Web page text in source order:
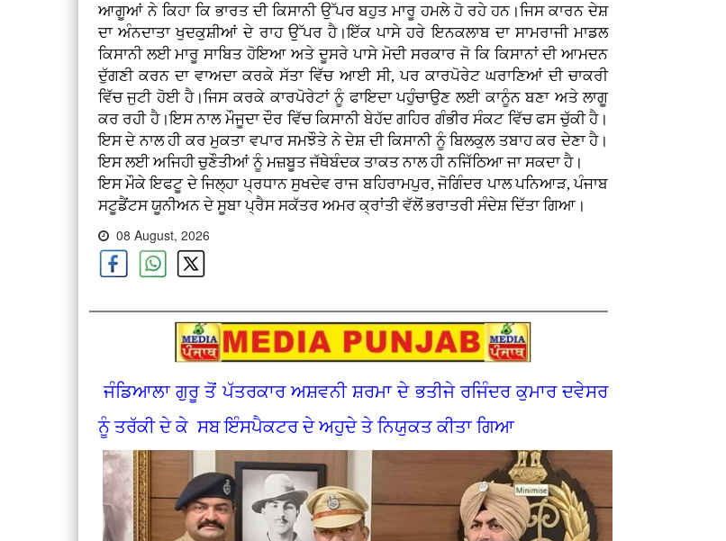
ਆਗੂਆਂ ਨੇ ਕਿਹਾ ਕਿ ਭਾਰਤ ਦੀ ਕਿਸਾਨੀ ਉੱਪਰ ਬਹੁਤ ਮਾਰੂ ਹਮਲੇ ਹੋ ਰਹੇ ਹਨ।ਜਿਸ ਕਾਰਨ ਦੇਸ਼
ਦਾ ਅੰਨਦਾਤਾ ਖੁਦਕੁਸ਼ੀਆਂ ਦੇ ਰਾਹ ਉੱਪਰ ਹੈ।ਇੱਕ ਪਾਸੇ ਹਰੇ ਇਨਕਲਾਬ ਦਾ ਸਾਮਰਾਜੀ ਮਾਡਲ
ਕਿਸਾਨੀ ਲਈ ਮਾਰੂ ਸਾਬਿਤ ਹੋਇਆ ਅਤੇ ਦੂਸਰੇ ਪਾਸੇ ਮੋਦੀ ਸਰਕਾਰ ਜੋ ਕਿ ਕਿਸਾਨਾਂ ਦੀ ਆਮਦਨ
ਦੁੱਗਣੀ ਕਰਨ ਦਾ ਵਾਅਦਾ ਕਰਕੇ ਸੱਤਾ ਵਿੱਚ ਆਈ ਸੀ, ਪਰ ਕਾਰਪੋਰੇਟ ਘਰਾਣਿਆਂ ਦੀ ਚਾਕਰੀ
ਵਿੱਚ ਜੁਟੀ ਹੋਈ ਹੈ।ਜਿਸ ਕਰਕੇ ਕਾਰਪੋਰੇਟਾਂ ਨੂੰ ਫਾਇਦਾ ਪਹੁੰਚਾਉਣ ਲਈ ਕਾਨੂੰਨ ਬਣਾ ਅਤੇ ਲਾਗੂ
ਕਰ ਰਹੀ ਹੈ।ਇਸ ਨਾਲ ਮੌਜੂਦਾ ਦੌਰ ਵਿੱਚ ਕਿਸਾਨੀ ਬੇਹੱਦ ਗਹਿਰ ਗੰਭੀਰ ਸੰਕਟ ਵਿੱਚ ਫਸ ਚੁੱਕੀ ਹੈ।
ਇਸ ਦੇ ਨਾਲ ਹੀ ਕਰ ਮੁਕਤਾ ਵਪਾਰ ਸਮਝੌਤੇ ਨੇ ਦੇਸ਼ ਦੀ ਕਿਸਾਨੀ ਨੂੰ ਬਿਲਕੁਲ ਤਬਾਹ ਕਰ ਦੇਣਾ ਹੈ।
ਇਸ ਲਈ ਅਜਿਹੀ ਚੁਣੌਤੀਆਂ ਨੂੰ ਮਜ਼ਬੂਤ ਜੱਥੇਬੰਦਕ ਤਾਕਤ ਨਾਲ ਹੀ ਨਜਿੱਠਿਆ ਜਾ ਸਕਦਾ ਹੈ।
ਇਸ ਮੌਕੇ ਇਫਟੂ ਦੇ ਜਿਲ੍ਹਾ ਪ੍ਰਧਾਨ ਸੁਖਦੇਵ ਰਾਜ ਬਹਿਰਾਮਪੁਰ, ਜੋਗਿੰਦਰ ਪਾਲ ਪਨਿਆੜ, ਪੰਜਾਬ
ਸਟੂਡੈਂਟਸ ਯੂਨੀਅਨ ਦੇ ਸੂਬਾ ਪ੍ਰੈਸ ਸਕੱਤਰ ਅਮਰ ਕ੍ਰਾਂਤੀ ਵੱਲੋਂ ਭਰਾਤਰੀ ਸੰਦੇਸ਼ ਦਿੱਤਾ ਗਿਆ।
08 August, 2026
ਜੰਡਿਆਲਾ ਗੁਰੂ ਤੋਂ ਪੱਤਰਕਾਰ ਅਸ਼ਵਨੀ ਸ਼ਰਮਾ ਦੇ ਭਤੀਜੇ ਰਜਿੰਦਰ ਕੁਮਾਰ ਦਵੇਸਰ
ਨੂੰ ਤਰੱਕੀ ਦੇ ਕੇ ਸਬ ਇੰਸਪੈਕਟਰ ਦੇ ਅਹੁਦੇ ਤੇ ਨਿਯੁਕਤ ਕੀਤਾ ਗਿਆ